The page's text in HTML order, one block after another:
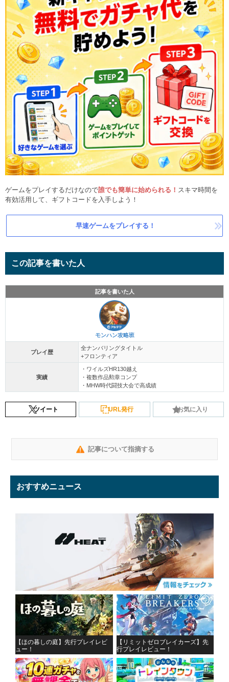
ゲームをプレイするだけなので誰でも簡単に始められる！ スキマ時間を
有効活用して、ギフトコードを入手しよう！
早速ゲームをプレイする！
この記事を書いた人
記事を書いた人
モンハン攻略班
プレイ歴
全ナンバリングタイトル
+フロンティア
実績
・ワイルズHR130越え
・複数作品勲章コンプ
・MHW時代闘技大会で高成績
ツイート URL発行 お気に入り
記事について指摘する
おすすめニュース
【ほの暮しの庭】先行プレイレビ
ュー！
【リミットゼロブレイカーズ】先
行プレイレビュー！